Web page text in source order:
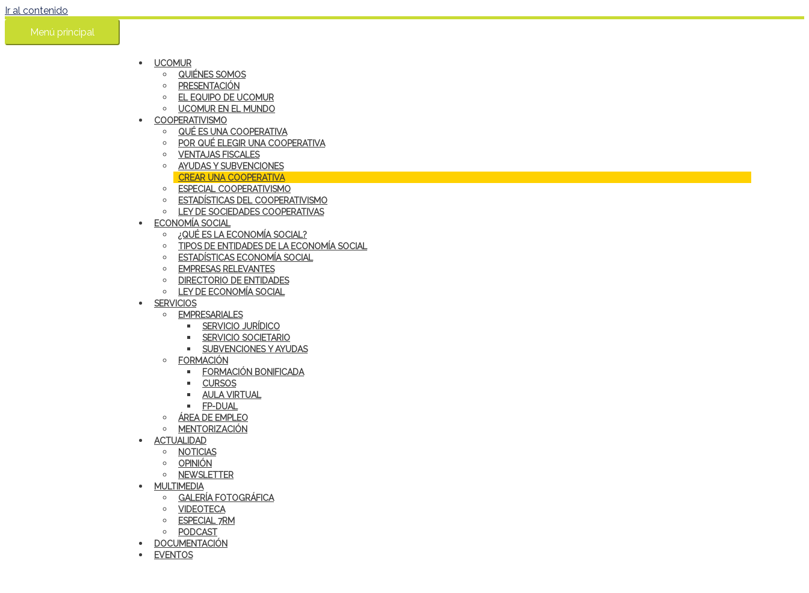
Ir al contenido
Menú principal
UCOMUR
QUIÉNES SOMOS
PRESENTACIÓN
EL EQUIPO DE UCOMUR
UCOMUR EN EL MUNDO
COOPERATIVISMO
QUÉ ES UNA COOPERATIVA
POR QUÉ ELEGIR UNA COOPERATIVA
VENTAJAS FISCALES
AYUDAS Y SUBVENCIONES
CREAR UNA COOPERATIVA
ESPECIAL COOPERATIVISMO
ESTADÍSTICAS DEL COOPERATIVISMO
LEY DE SOCIEDADES COOPERATIVAS
ECONOMÍA SOCIAL
¿QUÉ ES LA ECONOMÍA SOCIAL?
TIPOS DE ENTIDADES DE LA ECONOMÍA SOCIAL
ESTADÍSTICAS ECONOMÍA SOCIAL
EMPRESAS RELEVANTES
DIRECTORIO DE ENTIDADES
LEY DE ECONOMÍA SOCIAL
SERVICIOS
EMPRESARIALES
SERVICIO JURÍDICO
SERVICIO SOCIETARIO
SUBVENCIONES Y AYUDAS
FORMACIÓN
FORMACIÓN BONIFICADA
CURSOS
AULA VIRTUAL
FP-DUAL
ÁREA DE EMPLEO
MENTORIZACIÓN
ACTUALIDAD
NOTICIAS
OPINIÓN
NEWSLETTER
MULTIMEDIA
GALERÍA FOTOGRÁFICA
VIDEOTECA
ESPECIAL 7RM
PODCAST
DOCUMENTACIÓN
EVENTOS